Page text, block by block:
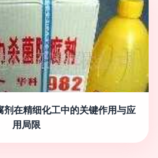
剂在精细化工中的关键作用与应
用局限